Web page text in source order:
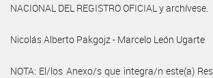
NACIONAL DEL REGISTRO OFICIAL y archívese.
Nicolás Alberto Pakgojz - Marcelo León Ugarte
NOTA: El/los Anexo/s que integra/n este(a)